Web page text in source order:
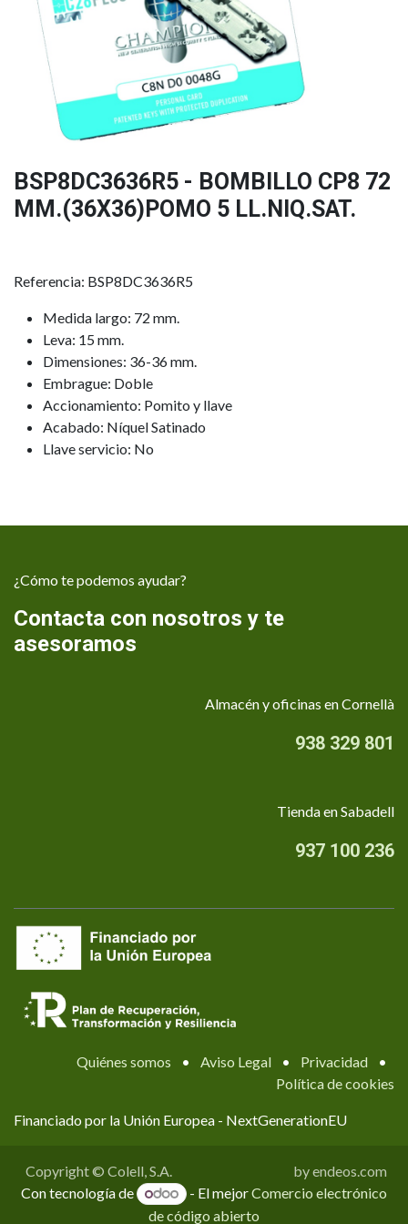
BSP8DC3636R5 - BOMBILLO CP8 72
MM.(36X36)POMO 5 LL.NIQ.SAT.
Referencia: BSP8DC3636R5
Medida largo: 72 mm.
Leva: 15 mm.
Dimensiones: 36-36 mm.
Embrague: Doble
Accionamiento: Pomito y llave
Acabado: Níquel Satinado
Llave servicio: No
¿Cómo te podemos ayudar?
Contacta con nosotros y te
asesoramos
Almacén y oficinas en Cornellà
938 329 801
Tienda en Sabadell
937 100 236
Quiénes somos • Aviso Legal • Privacidad
•
Política de cookies
Financiado por la Unión Europea - NextGenerationEU
Copyright © Colell, S.A.
by endeos.com
Con tecnología de
- El mejorComercio electrónico
de código abierto